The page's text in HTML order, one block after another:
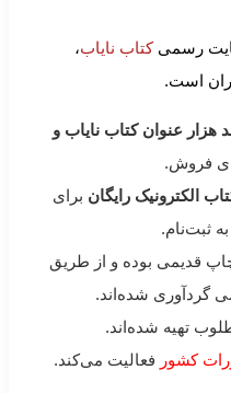
رسمیکتاب نایاب،
است.
هزار عنوان کتاب نایاب و
فروش.
الکترونیک رایگان برای
ثبت‌نام.
قدیمی بوده و از طریق
گردآوری شده‌اند.
تهیه شده‌اند.
کشور فعالیت می‌کند.